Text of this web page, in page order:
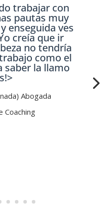
trabajar con
pautas muy
enseguida ves
creía que ir
no tendría
como el
saber la llamo
Abogada
Coaching